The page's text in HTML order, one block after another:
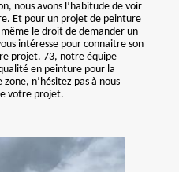
nous avons l’habitude de voir
Et pour un projet de peinture
le droit de demander un
intéresse pour connaitre son
projet. 73, notre équipe
en peinture pour la
n’hésitez pas à nous
votre projet.